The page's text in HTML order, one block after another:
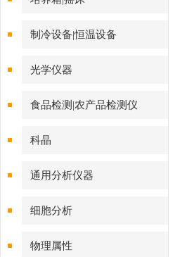
制冷设备|恒温设备
光学仪器
食品检测|农产品检测仪
科晶
通用分析仪器
细胞分析
物理属性